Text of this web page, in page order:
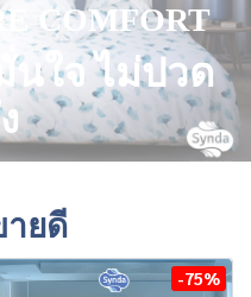
E COMFORT
นใจ ไม่ปวด
ยดี
-75%